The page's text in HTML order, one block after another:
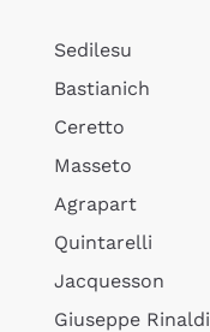
Sedilesu
Bastianich
Ceretto
Masseto
Agrapart
Quintarelli
Jacquesson
Giuseppe Rinaldi